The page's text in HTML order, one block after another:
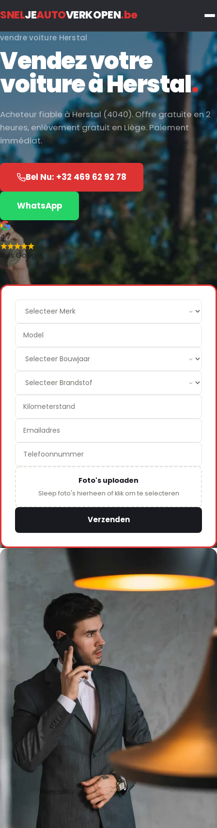
SNELJEAUTOVERKOPEN.be
vendre voiture Herstal
Vendez votre
voiture à Herstal.
Acheteur fiable à Herstal (4040). Offre gratuite en 2
heures, enlèvement gratuit en Liège. Paiement
immédiat.
Bel Nu: +32 469 62 92 78
WhatsApp
4.7
Avis Google
Foto's uploaden
Sleep foto's hierheen of klik om te selecteren
Verzenden